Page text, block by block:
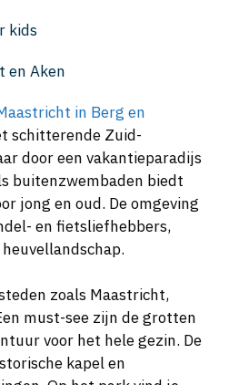
kids
en Aken
in Berg en
schitterende Zuid-
door een vakantieparadijs
buitenzwembaden biedt
jong en oud. De omgeving
en fietsliefhebbers,
zoals Maastricht,
must-see zijn de grotten
voor het hele gezin. De
kapel en